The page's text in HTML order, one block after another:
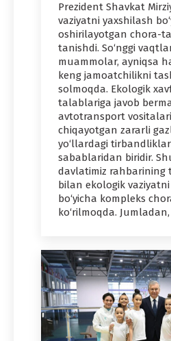
Prezident Shavkat
vaziyatni yaxshilash
oshirilayotgan chora-
tanishdi. So‘nggi
muammolar, ayniqsa
keng jamoatchilikni
solmoqda. Ekologik
talablariga javob
avtotransport
chiqayotgan zararli
yo‘llardagi
sabablaridan biridir.
davlatimiz rahbarining
bilan ekologik
bo‘yicha kompleks
ko‘rilmoqda.